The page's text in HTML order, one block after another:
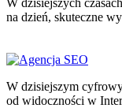
na dzień, skuteczne
W dzisiejszym
od widoczności w